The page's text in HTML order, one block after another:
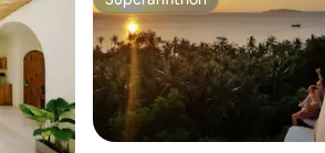
Superanfitrión